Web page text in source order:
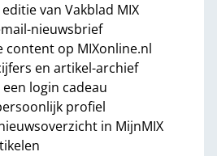
van Vakblad MIX
nieuwsbrief
content op MIXonline.nl
en artikel-archief
login cadeau
profiel
in MijnMIX